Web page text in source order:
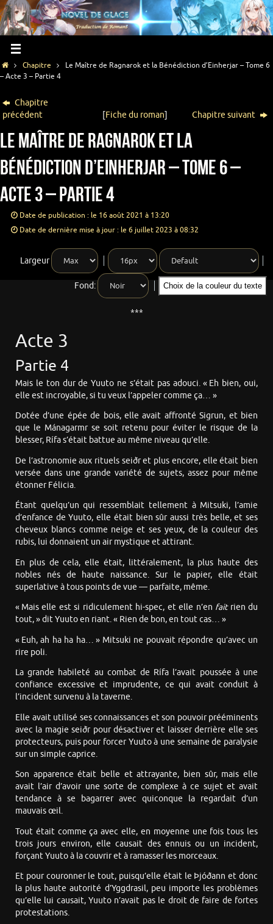
Chapitre
Le Maître de Ragnarok et la Bénédiction d’Einherjar – Tome 6
– Acte 3 – Partie 4
Chapitre
précédent
[Fiche du roman] Chapitre suivant
Le Maître de Ragnarok et la
Bénédiction d’Einherjar – Tome 6 –
Acte 3 – Partie 4
Date de publication : le 16 août 2021 à 13:20
Date de dernière mise à jour : le 6 juillet 2023 à 08:32
Largeur
Fond: Choix de la couleur du texte
***
Acte 3
Partie 4
Mais le ton dur de Yuuto ne s’était pas adouci. « Eh bien, oui,
elle est incroyable, si tu veux l’appeler comme ça… »
Dotée d’une épée de bois, elle avait affronté Sigrun, et bien
que le Mánagarmr se soit retenu pour éviter le risque de la
blesser, Rífa s’était battue au même niveau qu’elle.
De l’astronomie aux rituels seiðr et plus encore, elle était bien
versée dans une grande variété de sujets, assez pour même
étonner Félicia.
Étant quelqu’un qui ressemblait tellement à Mitsuki, l’amie
d’enfance de Yuuto, elle était bien sûr aussi très belle, et ses
cheveux blancs comme neige et ses yeux, de la couleur des
rubis, lui donnaient un air mystique et attirant.
En plus de cela, elle était, littéralement, la plus haute des
nobles nés de haute naissance. Sur le papier, elle était
superlative à tous points de vue — parfaite, même.
« Mais elle est si ridiculement hi-spec, et elle n’en faitrien du
tout, » dit Yuuto en riant. « Rien de bon, en tout cas… »
« Euh, ah ha ha ha… » Mitsuki ne pouvait répondre qu’avec un
rire poli.
La grande habileté au combat de Rífa l’avait poussée à une
confiance excessive et imprudente, ce qui avait conduit à
l’incident survenu à la taverne.
Elle avait utilisé ses connaissances et son pouvoir prééminents
avec la magie seiðr pour désactiver et laisser derrière elle ses
protecteurs, puis pour forcer Yuuto à une semaine de paralysie
sur un simple caprice.
Son apparence était belle et attrayante, bien sûr, mais elle
avait l’air d’avoir une sorte de complexe à ce sujet et avait
tendance à se bagarrer avec quiconque la regardait d’un
mauvais œil.
Tout était comme ça avec elle, en moyenne une fois tous les
trois jours environ, elle causait des ennuis ou un incident,
forçant Yuuto à la couvrir et à ramasser les morceaux.
Et pour couronner le tout, puisqu’elle était le Þjóðann et donc
la plus haute autorité d’Yggdrasil, peu importe les problèmes
qu’elle lui causait, Yuuto n’avait pas le droit de faire de fortes
protestations.